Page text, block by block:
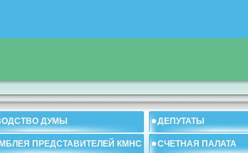
ДУМЫ ДЕПУТАТЫ
ПРЕДСТАВИТЕЛЕЙ КМНС СЧЕТНАЯ ПАЛАТА